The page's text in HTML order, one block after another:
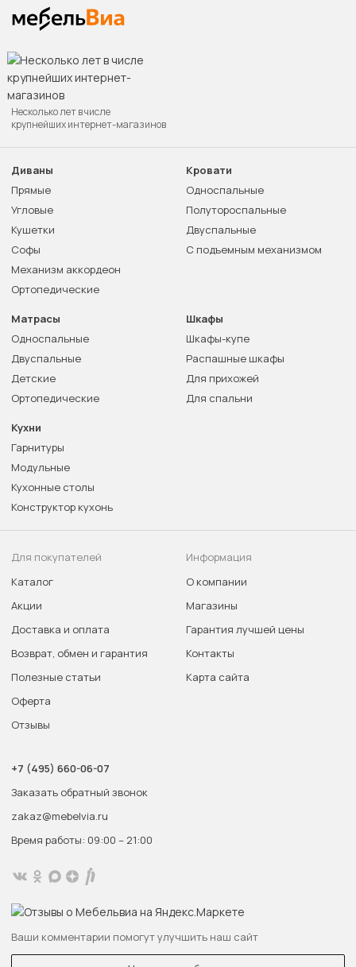
Несколько лет в числе
крупнейших интернет-магазинов
Диваны
Прямые
Угловые
Кушетки
Софы
Механизм аккордеон
Ортопедические
Кровати
Односпальные
Полутороспальные
Двуспальные
С подъемным механизмом
Матрасы
Односпальные
Двуспальные
Детские
Ортопедические
Шкафы
Шкафы-купе
Распашные шкафы
Для прихожей
Для спальни
Кухни
Гарнитуры
Модульные
Кухонные столы
Конструктор кухонь
Для покупателей
Каталог
Акции
Доставка и оплата
Возврат, обмен и гарантия
Полезные статьи
Оферта
Отзывы
Информация
О компании
Магазины
Гарантия лучшей цены
Контакты
Карта сайта
+7 (495) 660-06-07
Заказать обратный звонок
zakaz@mebelvia.ru
Время работы: 09:00 – 21:00
Ваши комментарии помогут улучшить наш сайт